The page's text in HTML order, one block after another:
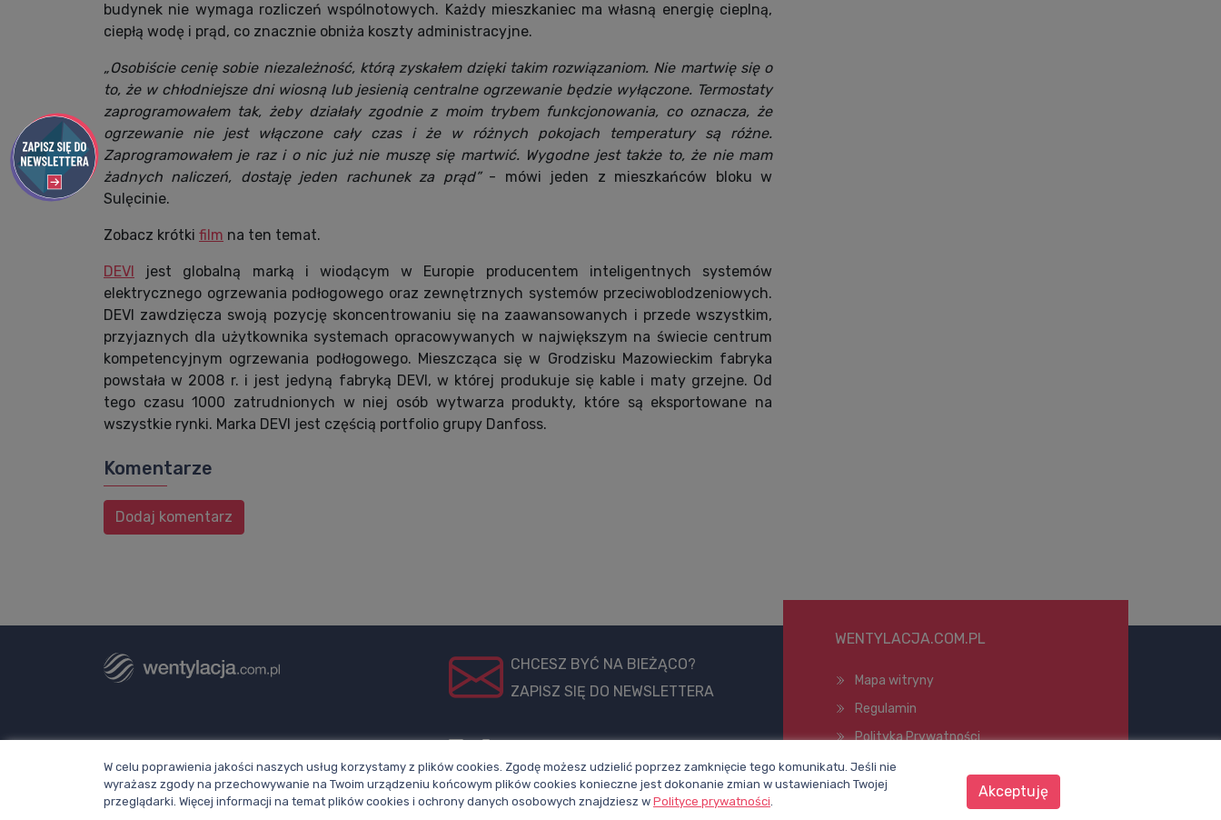
budynek nie wymaga rozliczeń wspólnotowych. Każdy mieszkaniec ma własną energię cieplną,
ciepłą wodę i prąd, co znacznie obniża koszty administracyjne.
„Osobiście cenię sobie niezależność, którą zyskałem dzięki takim rozwiązaniom. Nie martwię się o
to, że w chłodniejsze dni wiosną lub jesienią centralne ogrzewanie będzie wyłączone. Termostaty
zaprogramowałem tak, żeby działały zgodnie z moim trybem funkcjonowania, co oznacza, że
ogrzewanie nie jest włączone cały czas i że w różnych pokojach temperatury są różne.
Zaprogramowałem je raz i o nic już nie muszę się martwić. Wygodne jest także to, że nie mam
żadnych naliczeń, dostaję jeden rachunek za prąd”- mówi jeden z mieszkańców bloku w
Sulęcinie.
Zobacz krótki film na ten temat.
DEVI jest globalną marką i wiodącym w Europie producentem inteligentnych systemów
elektrycznego ogrzewania podłogowego oraz zewnętrznych systemów przeciwoblodzeniowych.
DEVI zawdzięcza swoją pozycję skoncentrowaniu się na zaawansowanych i przede wszystkim,
przyjaznych dla użytkownika systemach opracowywanych w największym na świecie centrum
kompetencyjnym ogrzewania podłogowego. Mieszcząca się w Grodzisku Mazowieckim fabryka
powstała w 2008 r. i jest jedyną fabryką DEVI, w której produkuje się kable i maty grzejne. Od
tego czasu 1000 zatrudnionych w niej osób wytwarza produkty, które są eksportowane na
wszystkie rynki. Marka DEVI jest częścią portfolio grupy Danfoss.
Komentarze
Dodaj komentarz
CHCESZ BYĆ NA BIEŻĄCO?
ZAPISZ SIĘ DO NEWSLETTERA
Telefon: +48 781 000 084
Napisz do nas
X
profil na
Facebooku
WENTYLACJA.COM.PL
Mapa witryny
Regulamin
Polityka Prywatności
Pomoc
W celu poprawienia jakości naszych usług korzystamy z plików cookies. Zgodę możesz udzielić poprzez zamknięcie tego komunikatu. Jeśli nie
wyrażasz zgody na przechowywanie na Twoim urządzeniu końcowym plików cookies konieczne jest dokonanie zmian w ustawieniach Twojej
przeglądarki. Więcej informacji na temat plików cookies i ochrony danych osobowych znajdziesz w Polityce prywatności.
Akceptuję